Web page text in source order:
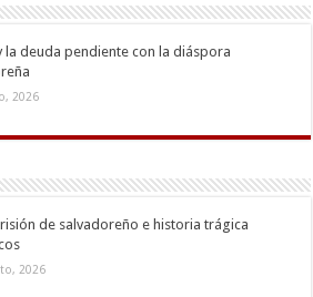
la deuda pendiente con la diáspora
2026
de salvadoreño e historia trágica
2026